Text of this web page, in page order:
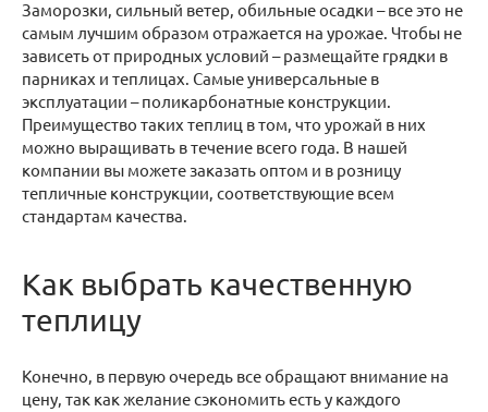
Заморозки, сильный ветер, обильные осадки – все это не
самым лучшим образом отражается на урожае. Чтобы не
зависеть от природных условий – размещайте грядки в
парниках и теплицах. Самые универсальные в
эксплуатации – поликарбонатные конструкции.
Преимущество таких теплиц в том, что урожай в них
можно выращивать в течение всего года. В нашей
компании вы можете заказать оптом и в розницу
тепличные конструкции, соответствующие всем
стандартам качества.
Как выбрать качественную
теплицу
Конечно, в первую очередь все обращают внимание на
цену, так как желание сэкономить есть у каждого